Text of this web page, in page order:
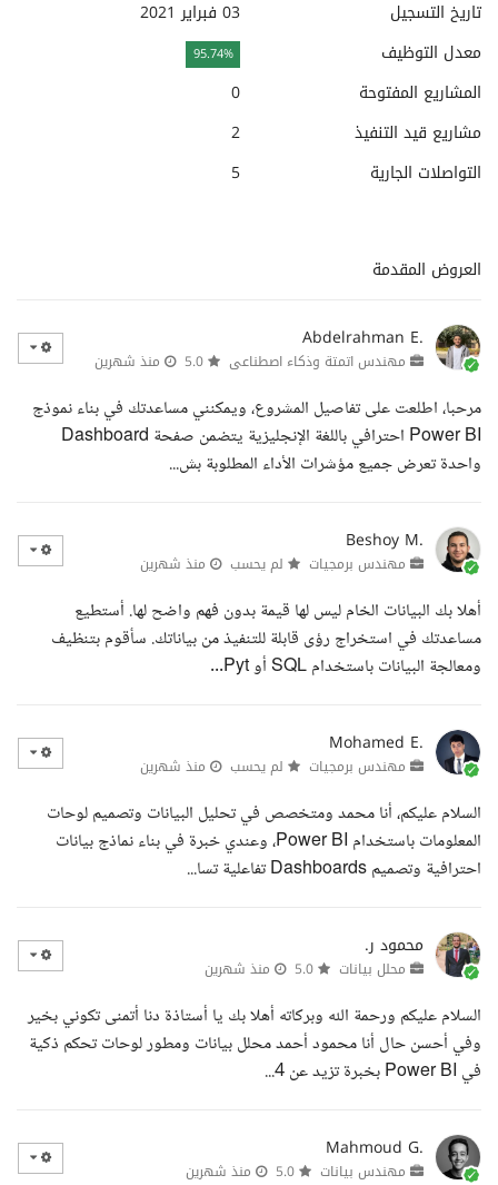
تاريخ التسجيل
03 فبراير 2021
معدل التوظيف
95.74%
المشاريع المفتوحة
0
مشاريع قيد التنفيذ
2
التواصلات الجارية
5
العروض المقدمة
Abdelrahman E.
مهندس اتمتة وذكاء اصطناعى منذ شهرين
مرحبا، اطلعت على تفاصيل المشروع، ويمكنني مساعدتك في بناء نموذج
Power BI احترافي باللغة الإنجليزية يتضمن صفحة Dashboard
واحدة تعرض جميع مؤشرات الأداء المطلوبة بش...
Beshoy M.
مهندس برمجيات لم يحسب منذ شهرين
أهلا بك البيانات الخام ليس لها قيمة بدون فهم واضح لها. أستطيع
مساعدتك في استخراج رؤى قابلة للتنفيذ من بياناتك. سأقوم بتنظيف
ومعالجة البيانات باستخدام SQL أو Pyt...
Mohamed E.
مهندس برمجيات لم يحسب منذ شهرين
السلام عليكم، أنا محمد ومتخصص في تحليل البيانات وتصميم لوحات
المعلومات باستخدام Power BI، وعندي خبرة في بناء نماذج بيانات
احترافية وتصميم Dashboards تفاعلية تسا...
محمود ر.
محلل بيانات منذ شهرين
السلام عليكم ورحمة الله وبركاته أهلا بك يا أستاذة دنا أتمنى تكوني بخير
وفي أحسن حال أنا محمود أحمد محلل بيانات ومطور لوحات تحكم ذكية
في Power BI بخبرة تزيد عن 4...
Mahmoud G.
مهندس بيانات منذ شهرين